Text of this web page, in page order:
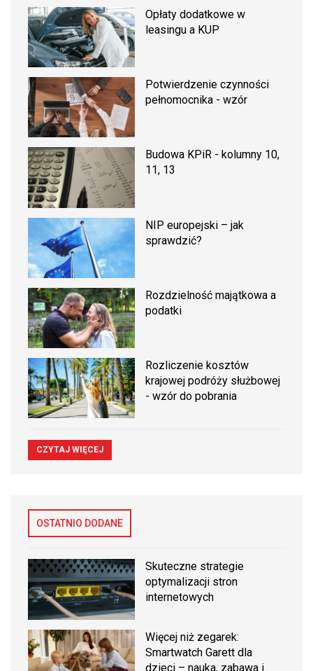
Opłaty dodatkowe w
leasingu a KUP
Potwierdzenie czynności
pełnomocnika - wzór
Budowa KPiR - kolumny 10,
11, 13
NIP europejski – jak
sprawdzić?
Rozdzielność majątkowa a
podatki
Rozliczenie kosztów
krajowej podróży służbowej
- wzór do pobrania
CZYTAJ WIĘCEJ
OSTATNIO DODANE
Skuteczne strategie
optymalizacji stron
internetowych
Więcej niż zegarek:
Smartwatch Garett dla
dzieci – nauka, zabawa i